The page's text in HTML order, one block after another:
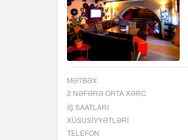
MƏTBƏX
2 NƏFƏRƏ ORTA XƏRC
İŞ SAATLARI
XÜSUSIYYƏTLƏRI
TELEFON